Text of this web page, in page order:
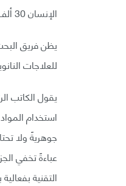
الإنسان 30 ألف مرةً، وتسمى فينيل الأنين المسامي النانوسكوبي المحاكي للحموض الأمينية (Nano-pPAAM).
للعلاجات
يقول الكاتب
استخدام
عباءةً تخفي
التقنية